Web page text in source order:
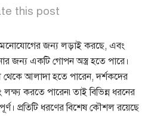
this post
মনোযোগের জন্য লড়াই করছে, এবং
জন্য একটি গোপন অস্ত্র হতে পারে।
আলাদা হতে পারেন, দর্শকদের
করতে পারেন৷তাই বিভিন্ন ধরনের
প্রতিটি ধরণের বিশেষ কৌশল রয়েছে